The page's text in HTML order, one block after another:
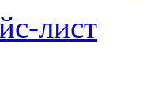
лист